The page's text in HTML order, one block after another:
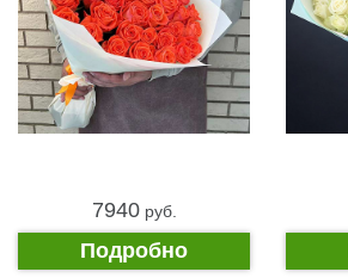
7940pуб.
Подробно